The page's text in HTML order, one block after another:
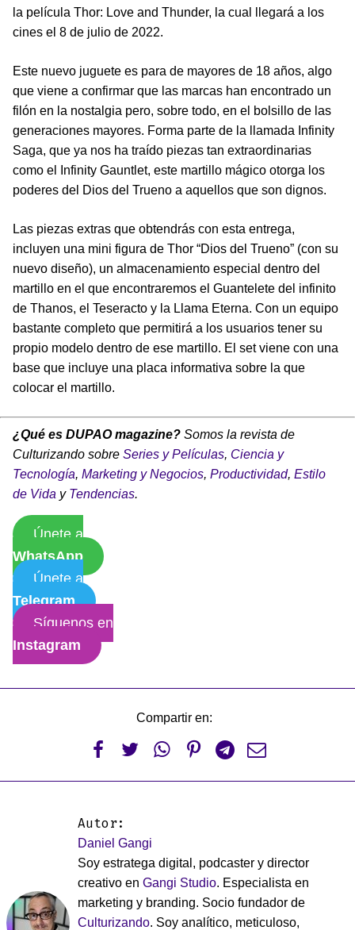
la película Thor: Love and Thunder, la cual llegará a los
cines el 8 de julio de 2022.
Este nuevo juguete es para de mayores de 18 años, algo
que viene a confirmar que las marcas han encontrado un
filón en la nostalgia pero, sobre todo, en el bolsillo de las
generaciones mayores. Forma parte de la llamada Infinity
Saga, que ya nos ha traído piezas tan extraordinarias
como el Infinity Gauntlet, este martillo mágico otorga los
poderes del Dios del Trueno a aquellos que son dignos.
Las piezas extras que obtendrás con esta entrega,
incluyen una mini figura de Thor “Dios del Trueno” (con su
nuevo diseño), un almacenamiento especial dentro del
martillo en el que encontraremos el Guantelete del infinito
de Thanos, el Teseracto y la Llama Eterna. Con un equipo
bastante completo que permitirá a los usuarios tener su
propio modelo dentro de ese martillo. El set viene con una
base que incluye una placa informativa sobre la que
colocar el martillo.
¿Qué es DUPAO magazine? Somos la revista de
Culturizando sobre Series y Películas, Ciencia y
Tecnología, Marketing y Negocios, Productividad, Estilo
de Vida y Tendencias.
Únete a
WhatsApp
Únete a
Telegram
Síguenos en
Instagram
Compartir en:
     
Autor:
Daniel Gangi
Soy estratega digital, podcaster y director
creativo en Gangi Studio. Especialista en
marketing y branding. Socio fundador de
Culturizando. Soy analítico, meticuloso,